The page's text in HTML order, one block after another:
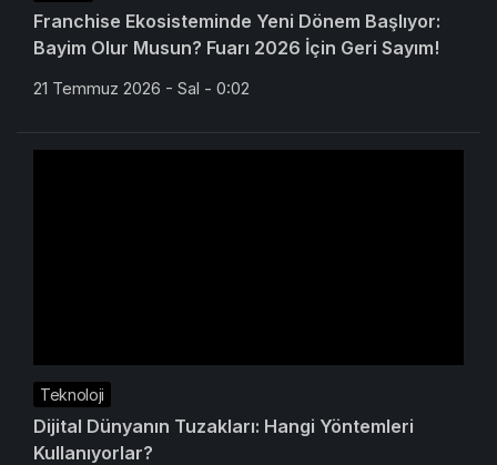
Franchise Ekosisteminde Yeni Dönem Başlıyor:
Bayim Olur Musun? Fuarı 2026 İçin Geri Sayım!
21 Temmuz 2026 - Sal - 0:02
Teknoloji
Dijital Dünyanın Tuzakları: Hangi Yöntemleri
Kullanıyorlar?